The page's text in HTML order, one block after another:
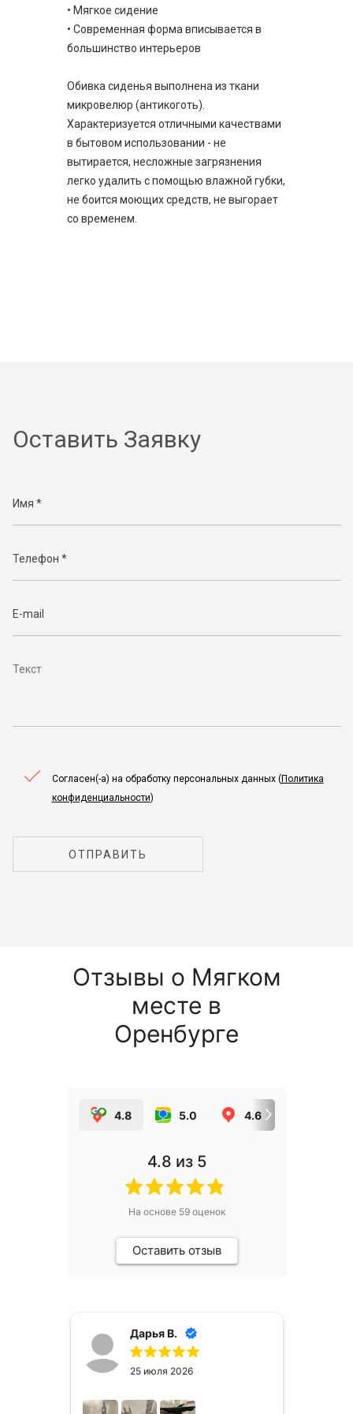
• Мягкое сидение
• Современная форма вписывается в
большинство интерьеров
Обивка сиденья выполнена из ткани
микровелюр (антикоготь).
Характеризуется отличными качествами
в бытовом использовании - не
вытирается, несложные загрязнения
легко удалить с помощью влажной губки,
не боится моющих средств, не выгорает
со временем.
Оставить Заявку
Согласен(-а) на обработку персональных данных (Политика
конфиденциальности)
ОТПРАВИТЬ
Отзывы о Мягком
месте в
Оренбурге
4.8 5.0 4.6
4.8 из 5
На основе 59оценок
Оставить отзыв
Дарья В.
25 июля 2026